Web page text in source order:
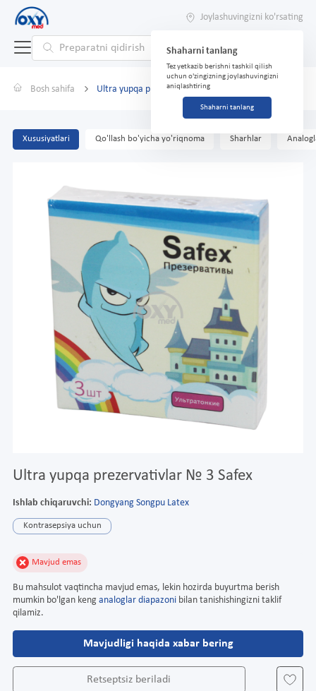
Joylashuvingizni ko'rsating
Shaharni tanlang
Tez yetkazib berishni tashkil qilish
uchun o'zingizning joylashuvingizni
aniqlashtiring
Shaharni tanlang
Bosh sahifa Ultra yupqa prezervativlar № 3 Safex
Xususiyatlari Qo'llash bo'yicha yo'riqnoma Sharhlar
Ultra yupqa prezervativlar № 3 Safex
Ishlab chiqaruvchi: Dongyang Songpu Latex
Kontrasepsiya uchun
Mavjud emas
Bu mahsulot vaqtincha mavjud emas, lekin hozirda buyurtma berish
mumkin bo'lgan keng analoglar diapazoni bilan tanishishingizni taklif
qilamiz.
Mavjudligi haqida xabar bering
Retseptsiz beriladi